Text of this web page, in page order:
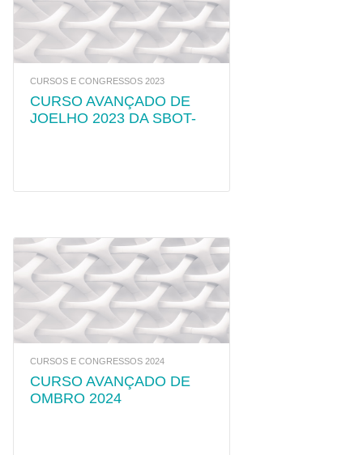
CURSOS E CONGRESSOS 2023
CURSO AVANÇADO DE
JOELHO 2023 DA SBOT-
CURSOS E CONGRESSOS 2024
CURSO AVANÇADO DE
OMBRO 2024